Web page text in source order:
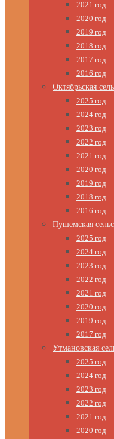
2021 год
2020 год
2019 год
2018 год
2017 год
2016 год
Октябрьская
2025 год
2024 год
2023 год
2022 год
2021 год
2020 год
2019 год
2018 год
2016 год
Пушемская
2025 год
2024 год
2023 год
2022 год
2021 год
2020 год
2019 год
2017 год
Утмановская
2025 год
2024 год
2023 год
2022 год
2021 год
2020 год